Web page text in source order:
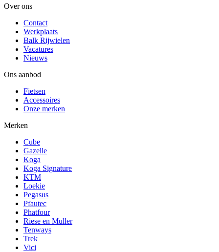
Over ons
Contact
Werkplaats
Balk Rijwielen
Vacatures
Nieuws
Ons aanbod
Fietsen
Accessoires
Onze merken
Merken
Cube
Gazelle
Koga
Koga Signature
KTM
Loekie
Pegasus
Pfautec
Phatfour
Riese en Muller
Tenways
Trek
Vici